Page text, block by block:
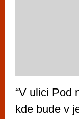
“V ulici Pod
kde bude v